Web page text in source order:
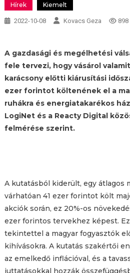
Hírek Kiemelt
2022-10-08 Kovacs Geza 898
A gazdasági és megélhetési
fele tervezi, hogy vásárol
karácsony előtti kiárusítási
ezer forintot költenének el a
ruhákra és energiatakarékos
LogiNet és a Reacty Digital
felmérése szerint.
A kutatásból kiderült, egy átlagos
várhatóan 41 ezer forintot költ
akciók során, ez 20%-os
ezer forintos tervekhez képest.
tekintettel a magyar fogyasztók
kihívásokra. A kutatás szakértői
az emelkedő inflációval, és a
juttatásokkal hozzák